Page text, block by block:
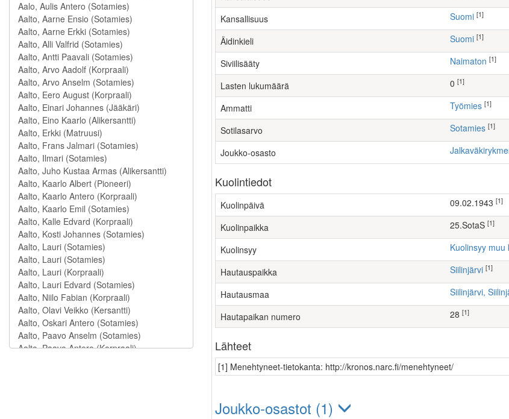
Kansallisuus Suomi [1]
Äidinkieli Suomi [1]
Siviilisääty Naimaton [1]
Lasten lukumäärä [1]
Ammatti työmies [1]
Sotilasarvo Sotamies [1]
Joukko-osasto
Kuolintiedot
Kuolinpäivä 09.02.1943 [1]
Kuolinpaikka 25.SotaS [1]
Kuolinsyy Kuolinsyy
Hautauspaikka Siilinjärvi [1]
Hautausmaa Siilinjärvi,
Hautapaikan numero 28 [1]
Lähteet
[1] Menehtyneet-tietokanta: http://kronos.narc.fi/menehtyneet/
Joukko-osastot (1)